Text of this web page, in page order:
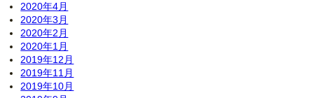
2020年4月
2020年3月
2020年2月
2020年1月
2019年12月
2019年11月
2019年10月